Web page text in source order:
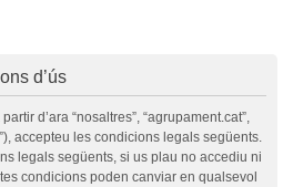
d’ús
d’ara “nosaltres”, “agrupament.cat”,
accepteu les condicions legals següents.
legals següents, si us plau no accediu ni
condicions poden canviar en qualsevol